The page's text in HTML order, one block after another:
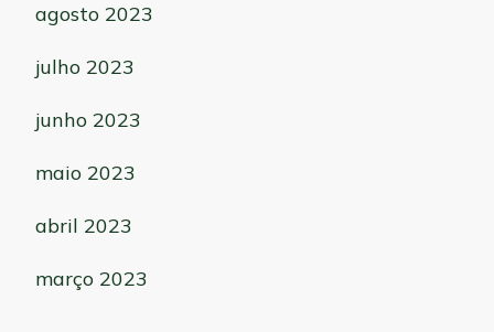
agosto 2023
julho 2023
junho 2023
maio 2023
abril 2023
março 2023